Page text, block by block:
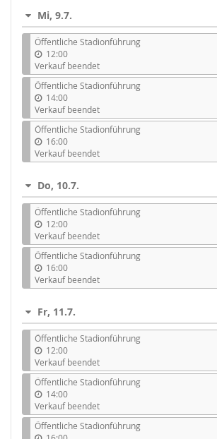
auswählen
Mi, 9.7.
Öffentliche Stadionführung
12:00
Verkauf beendet
Öffentliche Stadionführung
14:00
Verkauf beendet
Öffentliche Stadionführung
16:00
Verkauf beendet
Do, 10.7.
Öffentliche Stadionführung
12:00
Verkauf beendet
Öffentliche Stadionführung
16:00
Verkauf beendet
Fr, 11.7.
Öffentliche Stadionführung
12:00
Verkauf beendet
Öffentliche Stadionführung
14:00
Verkauf beendet
Öffentliche Stadionführung